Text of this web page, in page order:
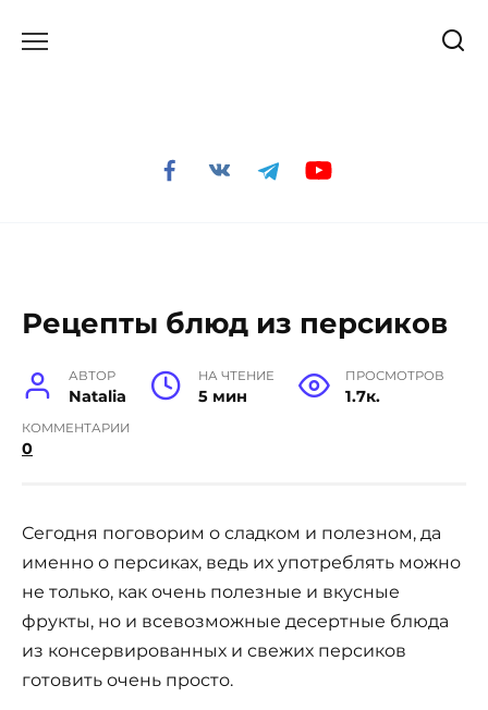
Рецепты блюд из персиков
АВТОР
Natalia
НА ЧТЕНИЕ
5 мин
ПРОСМОТРОВ
1.7к.
КОММЕНТАРИИ
0
Сегодня поговорим о сладком и полезном, да
именно о персиках, ведь их употреблять можно
не только, как очень полезные и вкусные
фрукты, но и всевозможные десертные блюда
из консервированных и свежих персиков
готовить очень просто.